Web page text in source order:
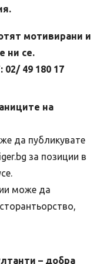
мотивирани и
ни се.
02/ 49 180 17
на
да публикувате
за позиции в
може да
– добра